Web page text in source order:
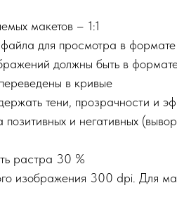
макетов – 1:1
для просмотра в
должны быть в
в кривые
тени, прозрачности и
и негативных
растра 30 %
изображения 300 dpi. Для